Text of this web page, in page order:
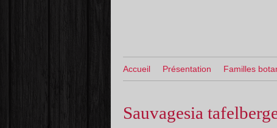
Accueil Présentation Familles
Sauvagesia